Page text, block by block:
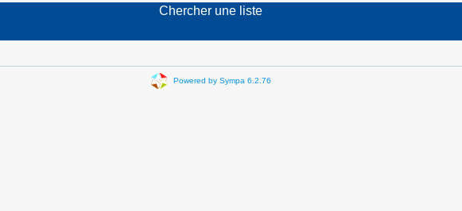
Chercher une liste
Powered by Sympa 6.2.76